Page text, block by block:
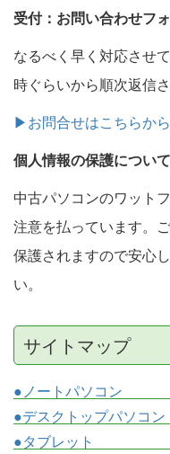
受付：お問い合わせフ
なるべく早く対応させ
時ぐらいから順次返信
▶お問合せはこちらから
個人情報の保護について
中古パソコンのワット
注意を払っています。
保護されますので安心
い。
サイトマップ
●ノートパソコン
●デスクトップパソコン
●タブレット